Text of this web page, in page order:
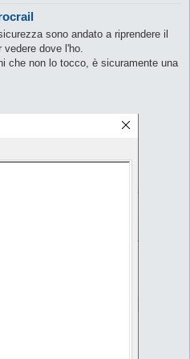
sono andato a riprendere il
dove l'ho.
che non lo tocco, è sicuramente una